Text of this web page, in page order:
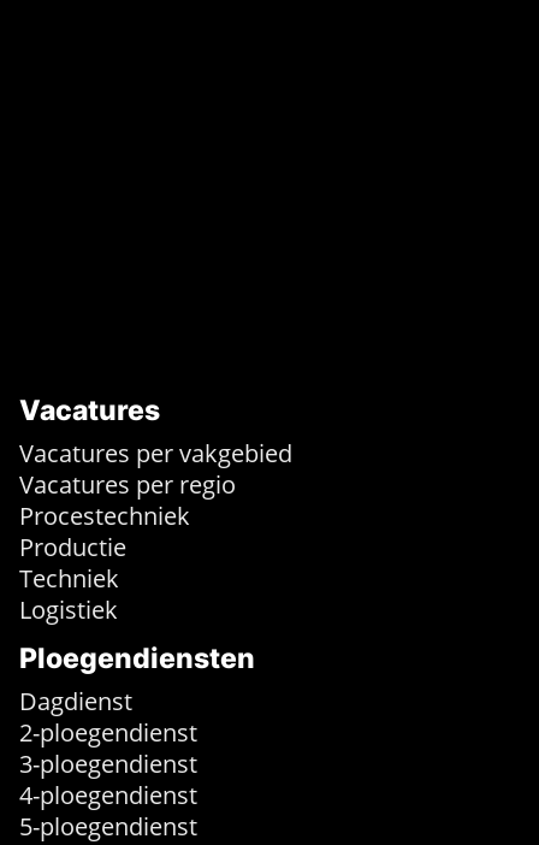
Vacatures
Vacatures per vakgebied
Vacatures per regio
Procestechniek
Productie
Techniek
Logistiek
Ploegendiensten
Dagdienst
2-ploegendienst
3-ploegendienst
4-ploegendienst
5-ploegendienst